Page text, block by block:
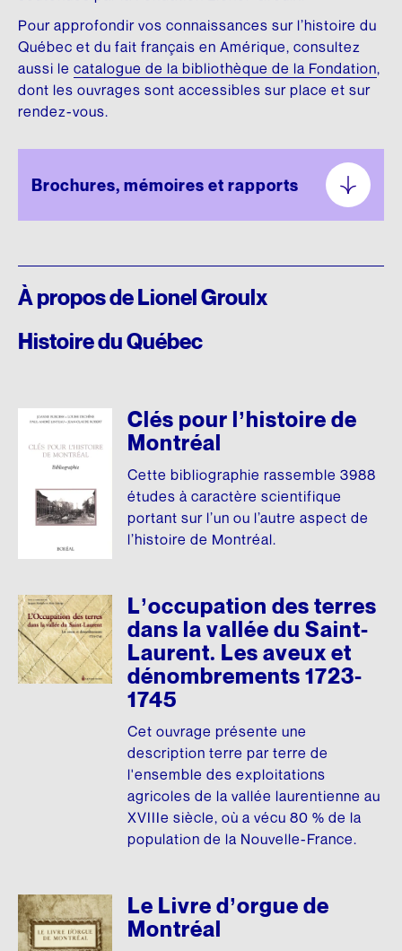
Conseil d’administration
Comité scientifique
Membres honoraires
ESPACE DE PRESSE
Communiqués
Rapports annuels
UN RICHE HÉRITAGE
Histoire de la Fondation
Fonds d’archives
HISTOIRE DU QUÉBEC
Mémoires et thèses
Répertoire de films
Répertoire de sites
Commémorations
Charte de la langue française
La question linguistique au Québec
Matériel pédagogique
Articles de la Fondation
Formation et tutoriels
CULTURE QUÉBÉCOISE
Les prix Lionel-Groulx
EXPOSITIONS
De Gaulle et le Québec
Le métro, véhicule de notre histoire
SON ŒUVRE
Brochures
Écrits personnels
Essais divers
Fiction
Histoire
SA BIBLIOTHÈQUE
Livres
ARCHIVES AUDIOVISUELLES
Le Chanoine Lionel Groulx, historien
Cours d’histoire donné par Groulx à CKAC
UNE FIGURE MARQUANTE
Facebook
Instagram
LinkedIn
Premier don majeur en culture
REMERCIEMENTS
Donateurs et donatrices
FAITES UN DON EN LIGNE
CRÉDIT D’IMPÔT ADDITIONNEL
Pour approfondir vos connaissances sur l’histoire du
Québec et du fait français en Amérique, consultez
aussi le catalogue de la bibliothèque de la Fondation,
dont les ouvrages sont accessibles sur place et sur
rendez-vous.
Brochures, mémoires et rapports
À propos de Lionel Groulx
Histoire du Québec
Clés pour l’histoire de
Montréal
Cette bibliographie rassemble 3988
études à caractère scientifique
portant sur l’un ou l’autre aspect de
l’histoire de Montréal.
L’occupation des terres
dans la vallée du Saint-
Laurent. Les aveux et
dénombrements 1723-
1745
Cet ouvrage présente une
description terre par terre de
l'ensemble des exploitations
agricoles de la vallée laurentienne au
XVIIIe siècle, où a vécu 80 % de la
population de la Nouvelle-France.
Le Livre d’orgue de
Montréal